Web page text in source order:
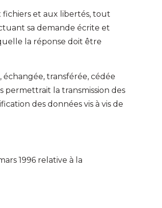
fichiers et aux libertés, tout
sa demande écrite et
la réponse doit être
transférée, cédée
permettrait la transmission des
des données vis à vis de
1996 relative à la